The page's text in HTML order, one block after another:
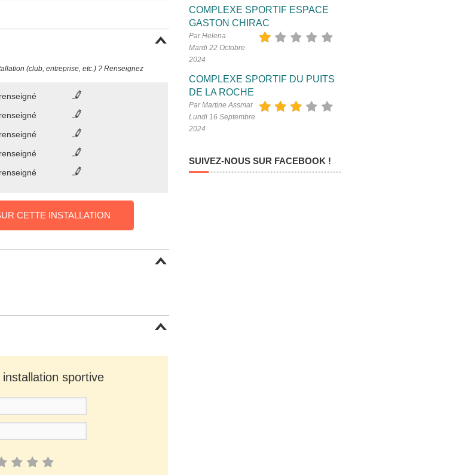
(club, entreprise, etc.) ? Renseignez
CETTE INSTALLATION
sportive
COMPLEXE SPORTIF ESPACE
GASTON CHIRAC
Par Helena
Mardi 22 Octobre
2024
COMPLEXE SPORTIF DU PUITS
DE LA ROCHE
Par Martine Assmat
Lundi 16 Septembre
2024
SUIVEZ-NOUS SUR FACEBOOK !